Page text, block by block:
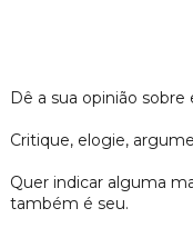
Dê a sua opinião
Critique, elogie,
Quer indicar alguma
também é seu.